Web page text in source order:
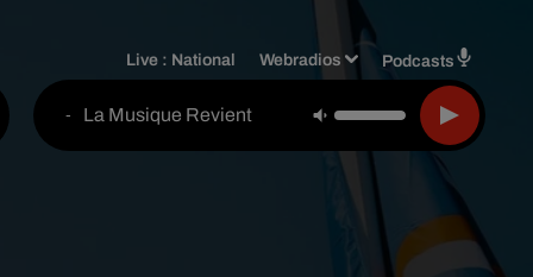
Live : National Webradios Podcasts
- La Musique Revient